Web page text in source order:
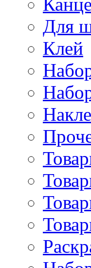
Для
Клей